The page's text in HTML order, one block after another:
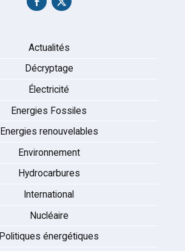
Actualités
Décryptage
Électricité
Energies Fossiles
Energies renouvelables
Environnement
Hydrocarbures
International
Nucléaire
Politiques énergétiques